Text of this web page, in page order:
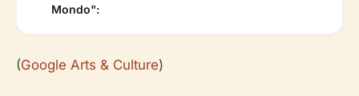
Mondo":
(Google Arts & Culture)